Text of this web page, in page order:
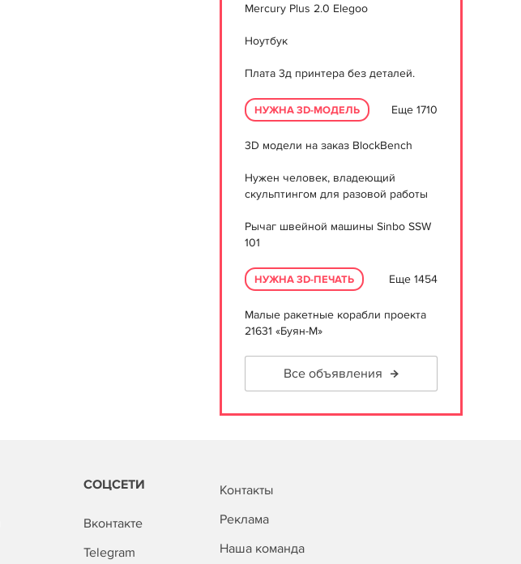
Mercury Plus 2.0 Elegoo
Ноутбук
Плата 3д принтера без деталей.
НУЖНА 3D-МОДЕЛЬ Еще 1710
3D модели на заказ BlockBench
Нужен человек, владеющий
скульптингом для разовой работы
Рычаг швейной машины Sinbo SSW
101
НУЖНА 3D-ПЕЧАТЬ Еще 1454
Малые ракетные корабли проекта
21631 «Буян-М»
Все объявления
СОЦСЕТИ
Вконтакте
Telegram
Контакты
Реклама
Наша команда